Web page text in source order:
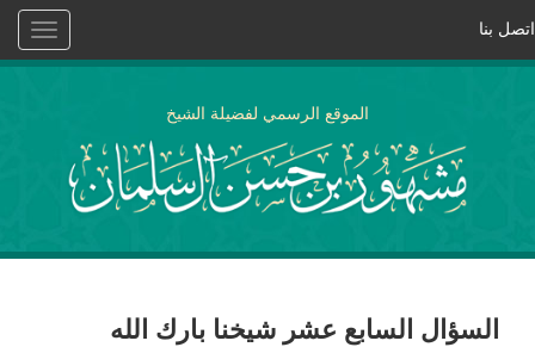
Toggle
اتصل بنا
الموقع الرسمي لفضيلة الشيخ
السؤال السابع عشر شيخنا بارك الله